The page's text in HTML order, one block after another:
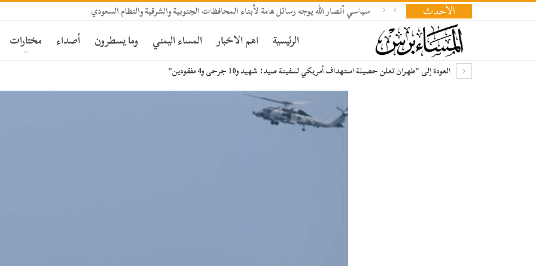
الأحدث سياسي أنصار الله يوجه رسائل هامة لأبناء المحافظات الجنوبية والشرقية والنظام السعودي
الرئيسية اهم الاخبار المساء اليمني وما يسطرون أصداء مختارات
العودة إلى "طهران تعلن حصيلة استهداف أمريكي لسفينة صيد: شهيد و10 جرحى و4 مفقودين"